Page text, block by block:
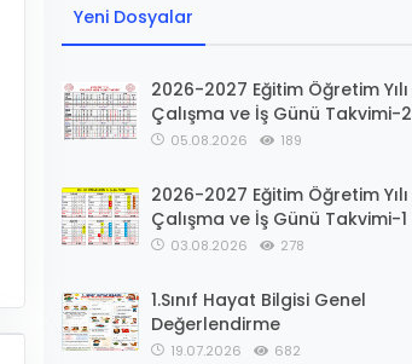
Yeni Dosyalar
2026-2027 Eğitim Öğretim Yılı
Çalışma ve İş Günü Takvimi-2
05.08.2026 189
2026-2027 Eğitim Öğretim Yılı
Çalışma ve İş Günü Takvimi-1
03.08.2026 278
1.Sınıf Hayat Bilgisi Genel
Değerlendirme
19.07.2026 682